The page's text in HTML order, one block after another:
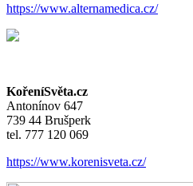
https://www.alternamedica.cz/
KořeníSvěta.cz
Antonínov 647
739 44 Brušperk
tel. 777 120 069
https://www.korenisveta.cz/